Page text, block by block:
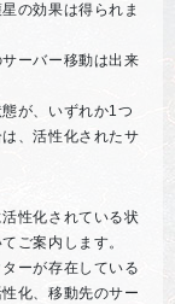
の効果は得られま
ーバー移動は出来
が、いずれか1つ
、活性化されたサ
性化されている状
ご案内します。
ーが存在している
化、移動先のサー